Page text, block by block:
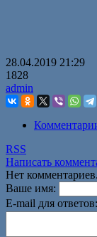
28.04.2019 21:29
1828
admin
RSS
Написать
Нет
Ваше имя:
E-mail для ответов: